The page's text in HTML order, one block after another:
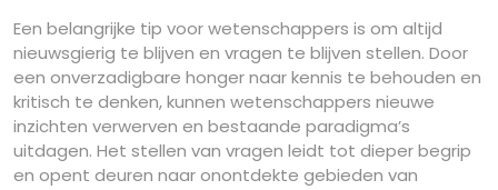
Een belangrijke tip voor wetenschappers is om altijd
nieuwsgierig te blijven en vragen te blijven stellen. Door
een onverzadigbare honger naar kennis te behouden en
kritisch te denken, kunnen wetenschappers nieuwe
inzichten verwerven en bestaande paradigma’s
uitdagen. Het stellen van vragen leidt tot dieper begrip
en opent deuren naar onontdekte gebieden van